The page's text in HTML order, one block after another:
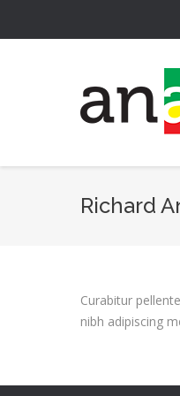
Richard
Curabitur
nibh adipiscing